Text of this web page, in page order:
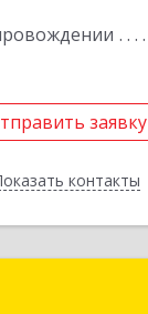
заявку
контакты
заявку
Назад